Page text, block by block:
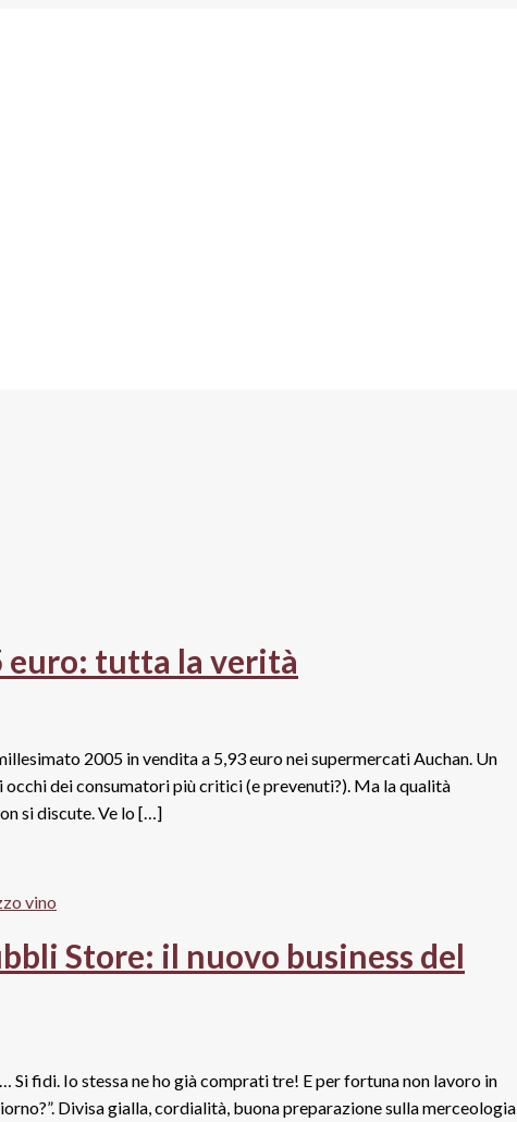
euro: tutta la verità
2005 in vendita a 5,93 euro nei supermercati Auchan. Un
dei consumatori più critici (e prevenuti?). Ma la qualità
si discute. Ve lo […]
Store: il nuovo business del
Si fidi. Io stessa ne ho già comprati tre! E per fortuna non lavoro in
Divisa gialla, cordialità, buona preparazione sulla merceologia